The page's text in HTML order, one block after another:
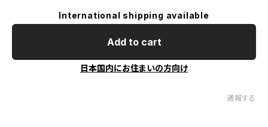
International shipping available
Add to cart
日本国内にお住まいの方向け
通報する